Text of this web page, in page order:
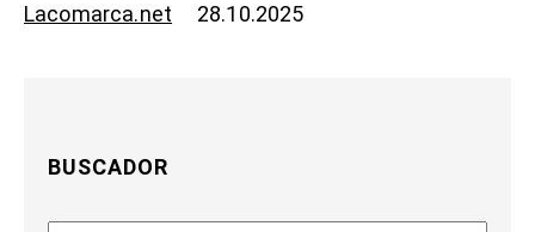
Lacomarca.net 28.10.2025
BUSCADOR